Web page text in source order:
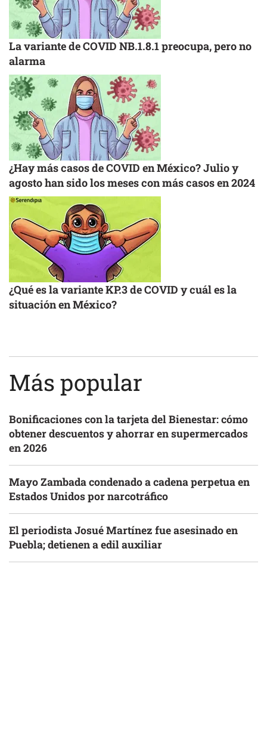
La variante de COVID NB.1.8.1 preocupa, pero no
alarma
¿Hay más casos de COVID en México? Julio y
agosto han sido los meses con más casos en 2024
¿Qué es la variante KP.3 de COVID y cuál es la
situación en México?
Más popular
Bonificaciones con la tarjeta del Bienestar: cómo
obtener descuentos y ahorrar en supermercados
en 2026
Mayo Zambada condenado a cadena perpetua en
Estados Unidos por narcotráfico
El periodista Josué Martínez fue asesinado en
Puebla; detienen a edil auxiliar